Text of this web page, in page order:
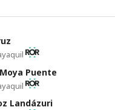
Puente
Landázuri